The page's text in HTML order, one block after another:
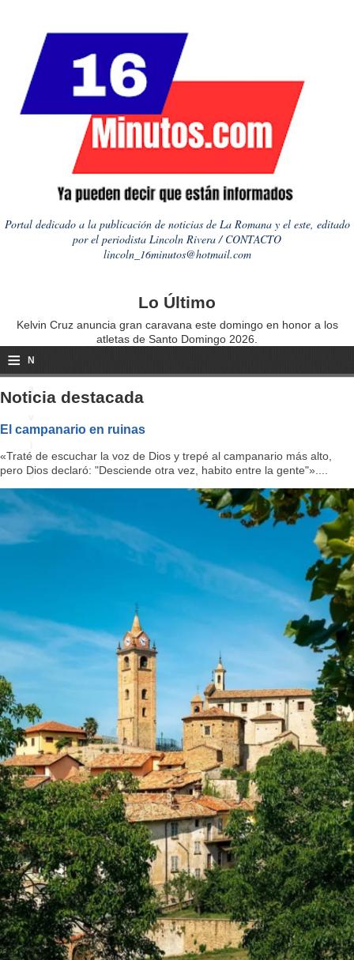
Portal dedicado a la publicación de noticias de La Romana y el este, editado
por el periodista Lincoln Rivera / CONTACTO
lincoln_16minutos@hotmail.com
Lo Último
Kelvin Cruz anuncia gran caravana este domingo en honor a los
atletas de Santo Domingo 2026.
≡ N
a
g
a
ti
Noticia destacada
El campanario en ruinas
«Traté de escuchar la voz de Dios y trepé al campanario más alto,
pero Dios declaró: "Desciende otra vez, habito entre la gente"»....